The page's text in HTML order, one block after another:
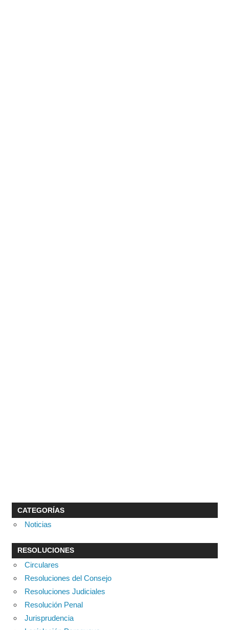
CATEGORÍAS
Noticias
RESOLUCIONES
Circulares
Resoluciones del Consejo
Resoluciones Judiciales
Resolución Penal
Jurisprudencia